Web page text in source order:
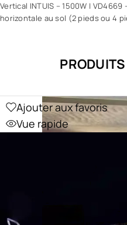
Vertical INTUIS – 1500W | VD4669
horizontale au sol (2 pieds ou 4
Ajouter aux favoris
Vue rapide